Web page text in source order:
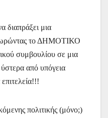
διαπράξει μια
το ΔΗΜΟΤΙΚΟ
συμβουλίου σε μια
ύστερα από υπόγεια
πολιτικής (μόνο;)